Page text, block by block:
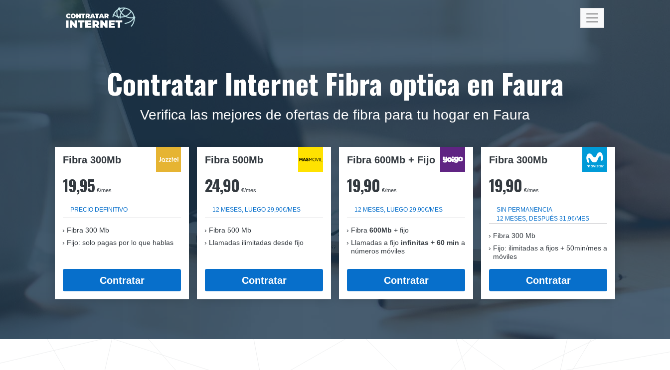
Contratar Internet Fibra optica en Faura
Verifica las mejores de ofertas de fibra para tu hogar en Faura
Fibra 300Mb
19,95 €/mes
PRECIO DEFINITIVO
Fibra 300 Mb
Fijo: solo pagas por lo que hablas
Contratar
Fibra 500Mb
24,90 €/mes
12 MESES, LUEGO 29,90€/MES
Fibra 500 Mb
Llamadas ilimitadas desde fijo
Contratar
Fibra 600Mb + Fijo
19,90 €/mes
12 MESES, LUEGO 29,90€/MES
Fibra 600Mb + fijo
Llamadas a fijo infinitas + 60 min a
números móviles
Contratar
Fibra 300Mb
19,90 €/mes
SIN PERMANENCIA
12 MESES, DESPUÉS 31,9€/MES
Fibra 300 Mb
Fijo: ilimitadas a fijos + 50min/mes a
móviles
Contratar